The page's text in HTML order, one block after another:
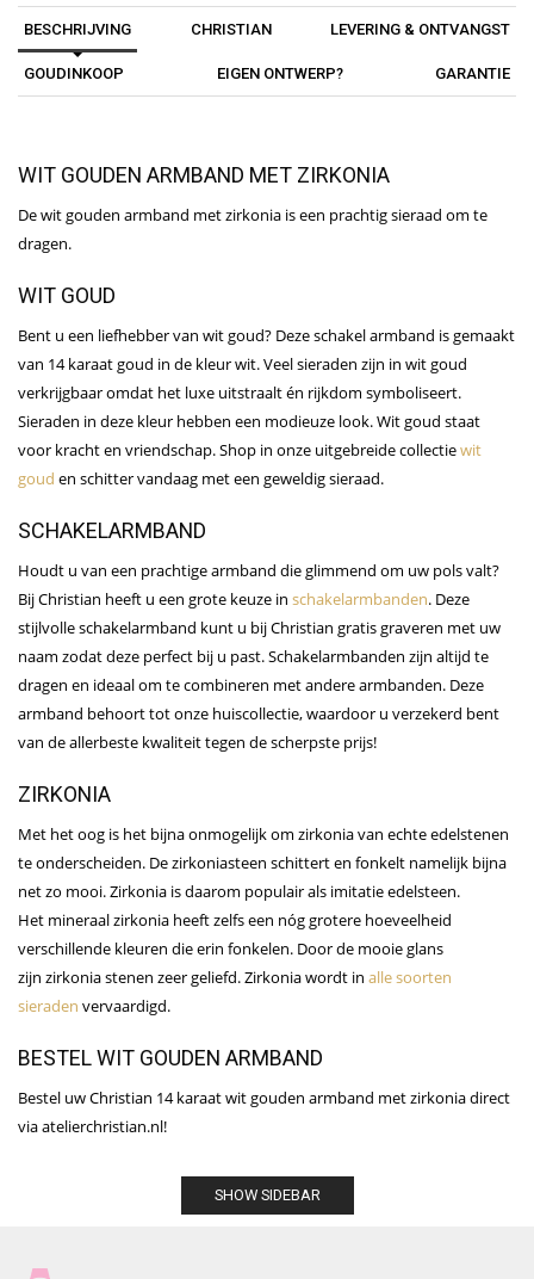
BESCHRIJVING CHRISTIAN LEVERING & ONTVANGST
GOUDINKOOP EIGEN ONTWERP? GARANTIE
WIT GOUDEN ARMBAND MET ZIRKONIA
De wit gouden armband met zirkonia is een prachtig sieraad om te
dragen.
WIT GOUD
Bent u een liefhebber van wit goud? Deze schakel armband is gemaakt
van 14 karaat goud in de kleur wit. Veel sieraden zijn in wit goud
verkrijgbaar omdat het luxe uitstraalt én rijkdom symboliseert.
Sieraden in deze kleur hebben een modieuze look. Wit goud staat
voor kracht en vriendschap. Shop in onze uitgebreide collectiewit
goud en schitter vandaag met een geweldig sieraad.
SCHAKELARMBAND
Houdt u van een prachtige armband die glimmend om uw pols valt?
Bij Christian heeft u een grote keuze in schakelarmbanden. Deze
stijlvolle schakelarmband kunt u bij Christian gratis graveren met uw
naam zodat deze perfect bij u past. Schakelarmbanden zijn altijd te
dragen en ideaal om te combineren met andere armbanden. Deze
armband behoort tot onze huiscollectie, waardoor u verzekerd bent
van de allerbeste kwaliteit tegen de scherpste prijs!
ZIRKONIA
Met het oog is het bijna onmogelijk om zirkonia van echte edelstenen
te onderscheiden. De zirkoniasteen schittert en fonkelt namelijk bijna
net zo mooi. Zirkonia is daarom populair als imitatie edelsteen.
Het mineraal zirkonia heeft zelfs een nóg grotere hoeveelheid
verschillende kleuren die erin fonkelen. Door de mooie glans
zijn zirkonia stenen zeer geliefd. Zirkonia wordt in alle soorten
sieraden vervaardigd.
BESTEL WIT GOUDEN ARMBAND
Bestel uw Christian 14 karaat wit gouden armband met zirkonia direct
via atelierchristian.nl!
SHOW SIDEBAR